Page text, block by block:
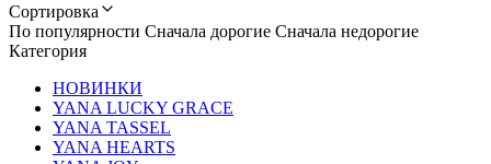
Сортировка
По популярности Сначала дорогие Сначала недорогие
Категория
НОВИНКИ
YANA LUCKY GRACE
YANA TASSEL
YANA HEARTS